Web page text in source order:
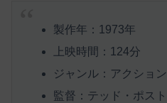
製作年：1973年
上映時間：124分
ジャンル：アクション
監督：テッド・ポスト